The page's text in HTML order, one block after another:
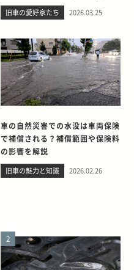
の出会い。そして別れを考える
旧車の愛好家たち 2026.03.25
車の自然災害での水没は車両保険
で補償される？補償範囲や保険料
の影響を解説
旧車の魅力と知識 2026.02.26
2